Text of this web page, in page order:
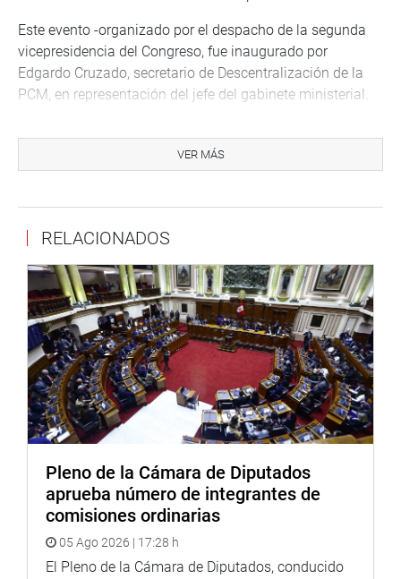
Este evento -organizado por el despacho de la segunda
vicepresidencia del Congreso, fue inaugurado por
Edgardo Cruzado, secretario de Descentralización de la
PCM, en representación del jefe del gabinete ministerial.
discusión para tratar las agendas de desarrollo e
integración territorial y que los sistemas de inversión
semana se dará a conocer la página web invierte.pe que
inversión.
PRENSA CONGRESO
VER MÁS
RELACIONADOS
Pleno de la Cámara de Diputados
aprueba número de integrantes de
comisiones ordinarias
05 Ago 2026 | 17:28 h
El Pleno de la Cámara de Diputados, conducido